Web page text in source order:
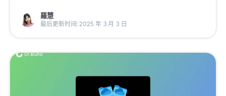
羅慧
最后更新时间: 2025 年 3 月 3 日